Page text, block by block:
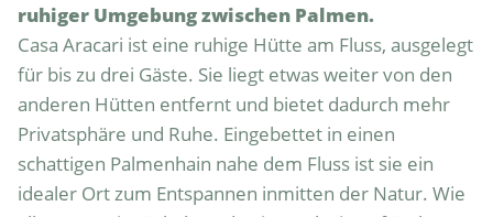
ruhiger Umgebung zwischen Palmen.
Casa Aracari ist eine ruhige Hütte am Fluss, ausgelegt
für bis zu drei Gäste. Sie liegt etwas weiter von den
anderen Hütten entfernt und bietet dadurch mehr
Privatsphäre und Ruhe. Eingebettet in einen
schattigen Palmenhain nahe dem Fluss ist sie ein
idealer Ort zum Entspannen inmitten der Natur. Wie